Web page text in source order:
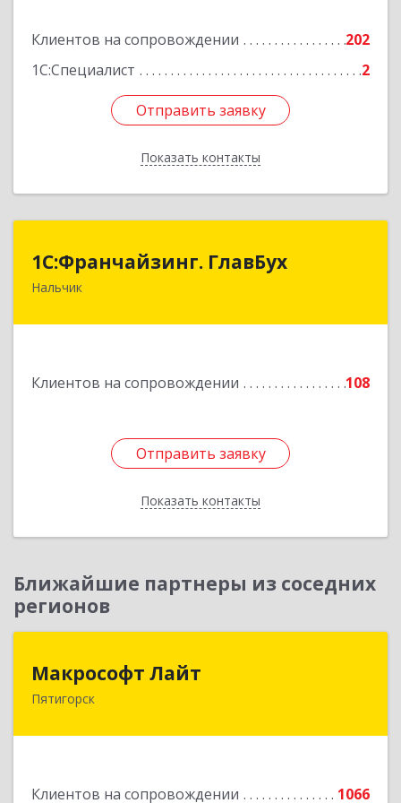
Клиентов на сопровождении
202
1С:Специалист
2
Отправить заявку
Показать контакты
Отправить заявку
Назад
1С:Франчайзинг. ГлавБух
Нальчик
Клиентов на сопровождении 108
Отправить заявку
Показать контакты
1С:Франчайзинг. ГлавБух
360000, Кабардино-Балкарская Респ, Нальчик г,
Отправить заявку
Назад
Ближайшие партнеры из соседних
регионов
Макрософт Лайт
Пятигорск
Клиентов на сопровождении 1066
357501, Ставропольский край, Пятигорск г,